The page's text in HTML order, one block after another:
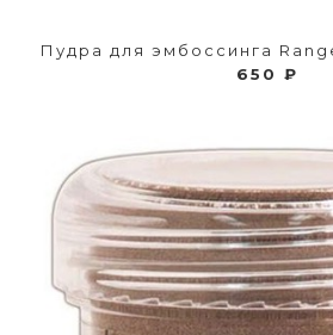
Пудра для эмбоссинга
650 ₽